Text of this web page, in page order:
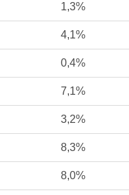
1,3%
4,1%
0,4%
7,1%
3,2%
8,3%
8,0%